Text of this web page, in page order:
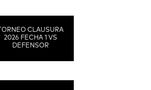
TORNEO CLAUSURA
2026 FECHA 1 VS
DEFENSOR